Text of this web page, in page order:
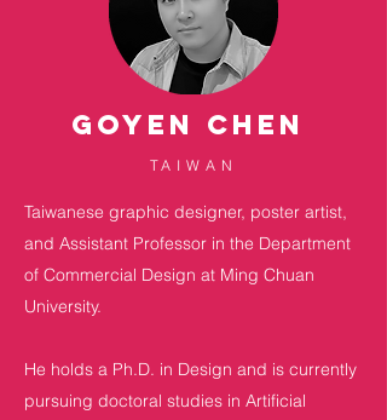
GOYEN CHEN
TAIWAN
Taiwanese graphic designer, poster artist,
and Assistant Professor in the Department
of Commercial Design at Ming Chuan
University.
He holds a Ph.D. in Design and is currently
pursuing doctoral studies in Artificial